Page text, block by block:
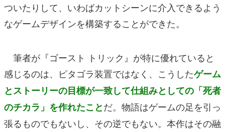
ついたりして、いわばカットシーンに介入できるよう
なゲームデザインを構築することができた。
筆者が『ゴースト トリック』が特に優れていると
感じるのは、ピタゴラ装置ではなく、こうしたゲーム
とストーリーの目標が一致して仕組みとしての「死者
のチカラ」を作れたことだ。物語はゲームの足を引っ
張るものでもないし、その逆でもない。本作はその融